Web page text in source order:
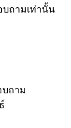
บถามเท่านั้น
บถาม